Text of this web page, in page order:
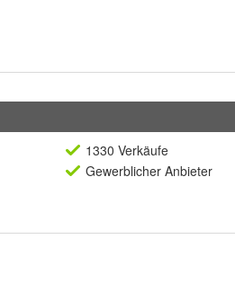
1330 Verkäufe
Gewerblicher Anbieter